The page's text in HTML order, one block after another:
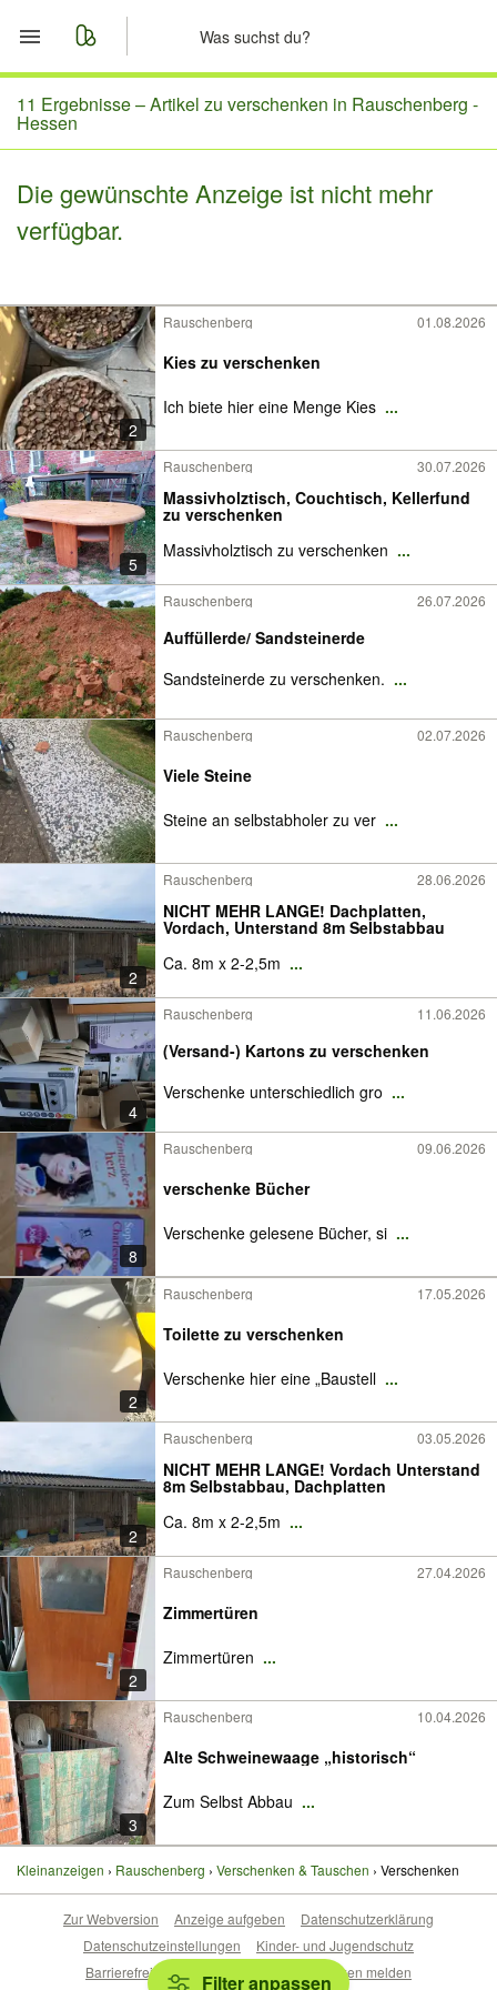
Start
Merkliste
Nachrichten
11 Ergebnisse –Artikel zu verschenken in Rauschenberg -
Hessen
Die gewünschte Anzeige ist nicht mehr
verfügbar.
2
Rauschenberg 01.08.2026
Kies zu verschenken
Ich biete hier eine Menge Kies ...
5
Rauschenberg 30.07.2026
Massivholztisch, Couchtisch, Kellerfund
zu verschenken
Massivholztisch zu verschenken ...
Rauschenberg 26.07.2026
Auffüllerde/ Sandsteinerde
Sandsteinerde zu verschenken. ...
Rauschenberg 02.07.2026
Viele Steine
Steine an selbstabholer zu ver ...
2
Rauschenberg 28.06.2026
NICHT MEHR LANGE! Dachplatten,
Vordach, Unterstand 8m Selbstabbau
Ca. 8m x 2-2,5m ...
4
Rauschenberg 11.06.2026
(Versand-) Kartons zu verschenken
Verschenke unterschiedlich gro ...
8
Rauschenberg 09.06.2026
verschenke Bücher
Verschenke gelesene Bücher, si ...
2
Rauschenberg 17.05.2026
Toilette zu verschenken
Verschenke hier eine „Baustell ...
2
Rauschenberg 03.05.2026
NICHT MEHR LANGE! Vordach Unterstand
8m Selbstabbau, Dachplatten
Ca. 8m x 2-2,5m ...
2
Rauschenberg 27.04.2026
Zimmertüren
Zimmertüren ...
3
Rauschenberg 10.04.2026
Alte Schweinewaage „historisch“
Zum Selbst Abbau ...
Kleinanzeigen Rauschenberg Verschenken & Tauschen Verschenken
Filter anpassen
Zur Webversion Anzeige aufgeben
Datenschutzerklärung
Datenschutzeinstellungen
Kinder- und Jugendschutz
Barrierefreiheitserklärung
Sicherheitslücken melden